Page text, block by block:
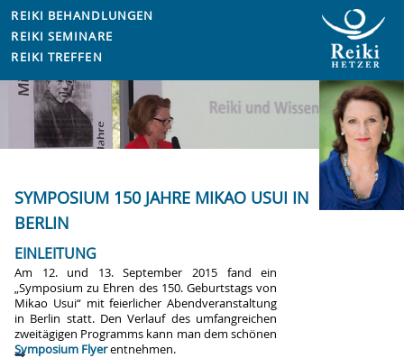
REIKI BEHANDLUNGEN
REIKI SEMINARE
REIKI TREFFEN
SYMPOSIUM 150 JAHRE MIKAO USUI IN
BERLIN
EINLEITUNG
Am 12. und 13. September 2015 fand ein
„Symposium zu Ehren des 150. Geburtstags von
Mikao Usui“ mit feierlicher Abendveranstaltung
in Berlin statt. Den Verlauf des umfangreichen
zweitägigen Programms kann man dem schönen
Symposium Flyerentnehmen.